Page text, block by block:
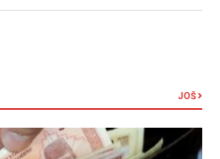
JOŠ